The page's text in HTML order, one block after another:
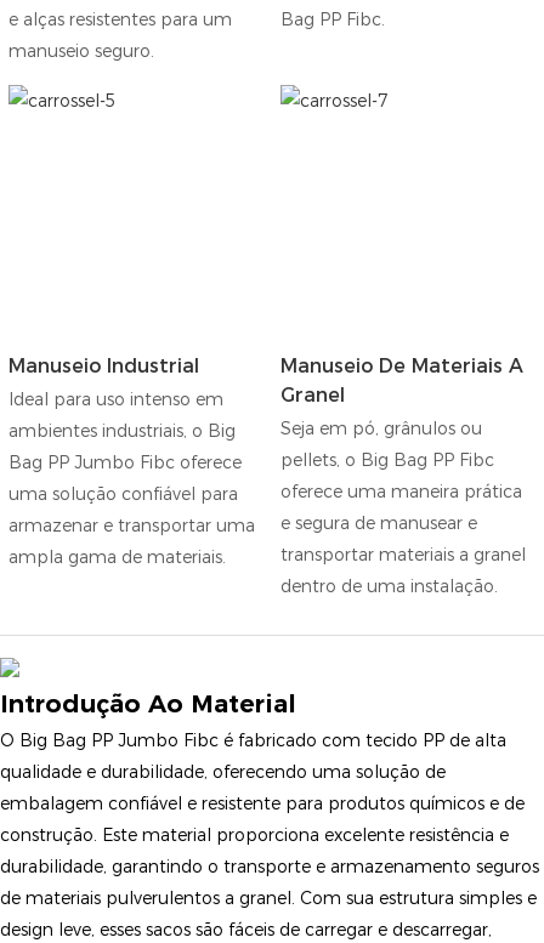
e alças resistentes para um
manuseio seguro.
Bag PP Fibc.
Manuseio Industrial
Ideal para uso intenso em
ambientes industriais, o Big
Bag PP Jumbo Fibc oferece
uma solução confiável para
armazenar e transportar uma
ampla gama de materiais.
Manuseio De Materiais A
Granel
Seja em pó, grânulos ou
pellets, o Big Bag PP Fibc
oferece uma maneira prática
e segura de manusear e
transportar materiais a granel
dentro de uma instalação.
Introdução Ao Material
O Big Bag PP Jumbo Fibc é fabricado com tecido PP de alta
qualidade e durabilidade, oferecendo uma solução de
embalagem confiável e resistente para produtos químicos e de
construção. Este material proporciona excelente resistência e
durabilidade, garantindo o transporte e armazenamento seguros
de materiais pulverulentos a granel. Com sua estrutura simples e
design leve, esses sacos são fáceis de carregar e descarregar,